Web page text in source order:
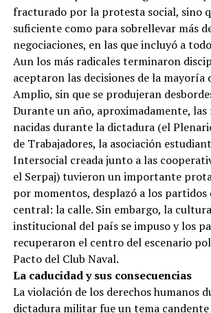
fracturado por la protesta social, sino
suficiente como para sobrellevar más
negociaciones, en las que incluyó a
Aun los más radicales terminaron
aceptaron las decisiones de la mayoría
Amplio, sin que se produjeran
Durante un año, aproximadamente, las
nacidas durante la dictadura (el
de Trabajadores, la asociación
Intersocial creada junto a las
el Serpaj) tuvieron un importante
por momentos, desplazó a los partidos
central: la calle. Sin embargo, la
institucional del país se impuso y los
recuperaron el centro del escenario
Pacto del Club Naval.
La caducidad y sus consecuencias
La violación de los derechos humanos
dictadura militar fue un tema